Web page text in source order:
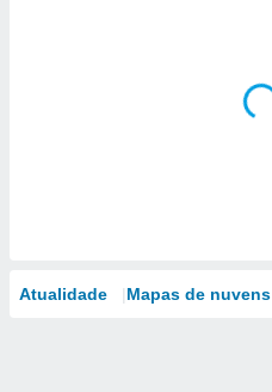
Atualidade Mapas de nuvens